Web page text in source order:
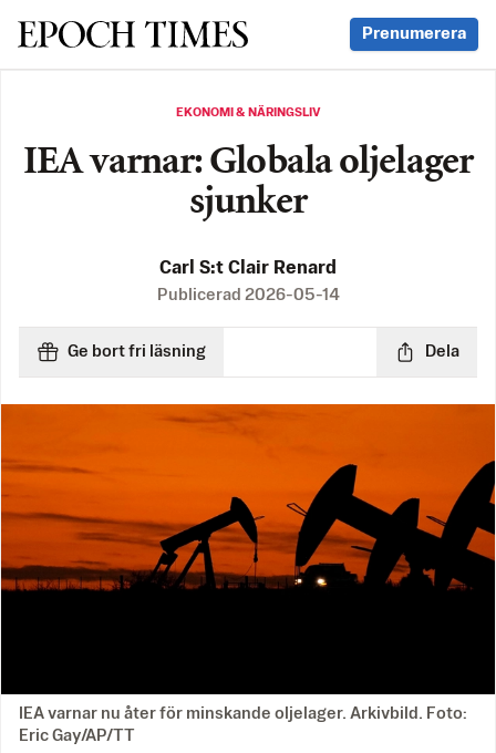
Svenska Epoch Times Prenumerera
EKONOMI & NÄRINGSLIV
IEA varnar: Globala oljelager
sjunker
Carl S:t Clair Renard
Publicerad 2026-05-14
Ge bort fri läsning Dela
IEA varnar nu åter för minskande oljelager. Arkivbild. Foto:
Eric Gay/AP/TT